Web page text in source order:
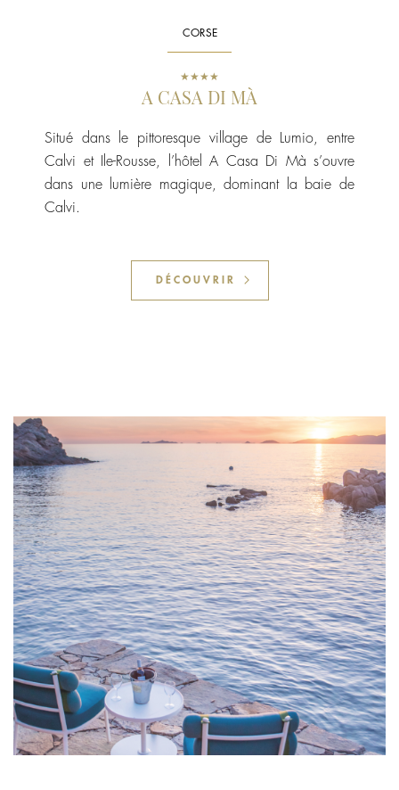
CORSE
★★★★
A CASA DI MÀ
Situé dans le pittoresque village de Lumio, entre
Calvi et Ile-Rousse, l’hôtel A Casa Di Mà s’ouvre
dans une lumière magique, dominant la baie de
Calvi.
DÉCOUVRIR